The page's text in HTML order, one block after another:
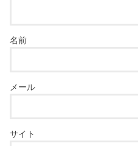
名前
メール
サイト